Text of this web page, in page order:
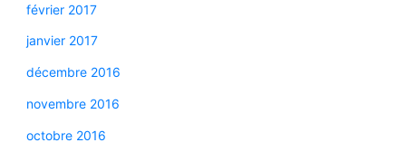
février 2017
janvier 2017
décembre 2016
novembre 2016
octobre 2016